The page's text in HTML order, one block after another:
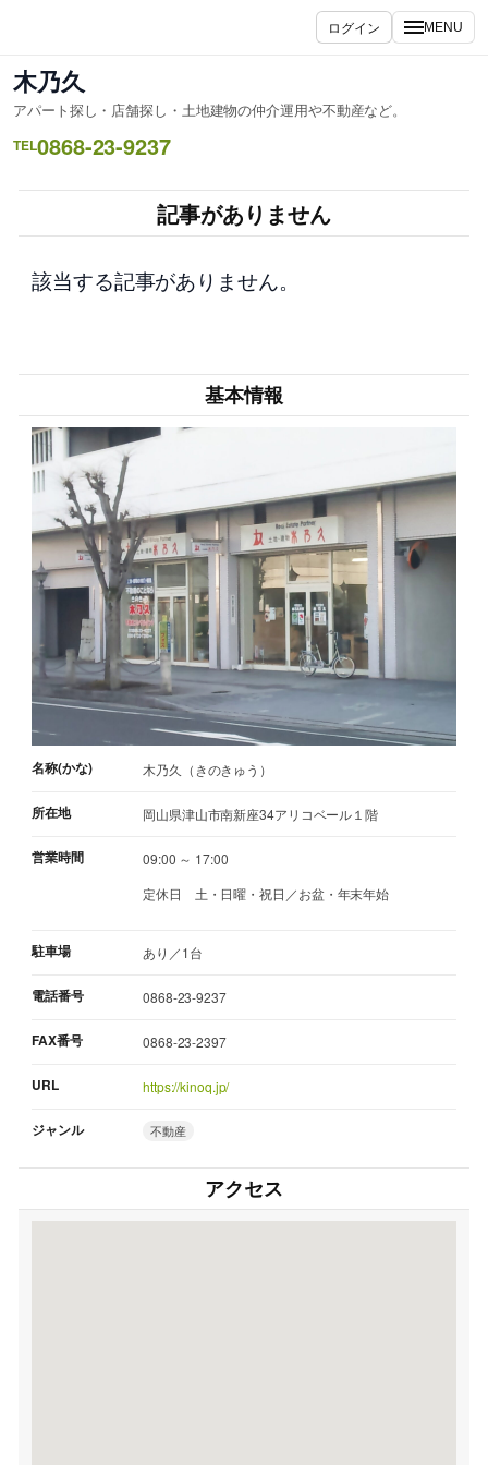
ス
キ
ッ
ログイン MENU
木乃久
アパート探し・店舗探し・土地建物の仲介運用や不動産など。
TEL0868-23-9237
記事がありません
該当する記事がありません。
基本情報
名称(かな) 木乃久（きのきゅう）
所在地 岡山県津山市南新座34アリコベール１階
営業時間
09:00 ～ 17:00
定休日
土・日曜・祝日／お盆・年末年始
駐車場 あり／1台
電話番号 0868-23-9237
FAX番号 0868-23-2397
URL https://kinoq.jp/
ジャンル 不動産
アクセス